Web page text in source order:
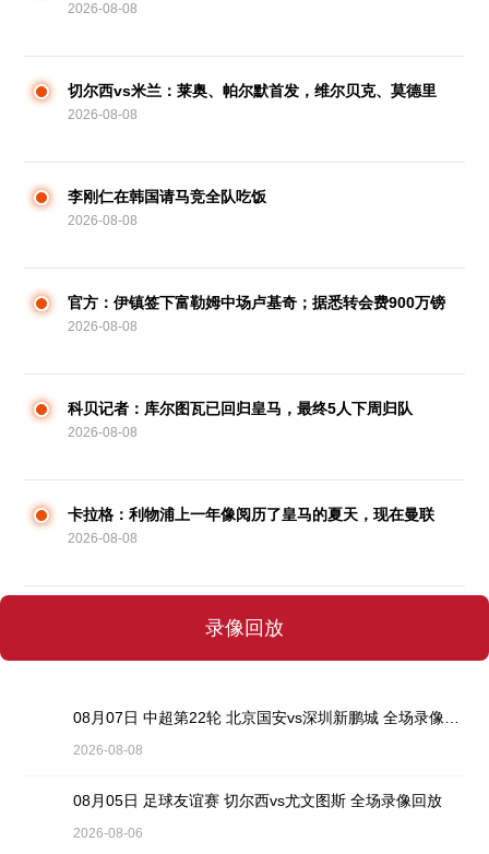
注册新援
2026-08-08
切尔西vs米兰：莱奥、帕尔默首发，维尔贝克、莫德里
奇领衔
2026-08-08
李刚仁在韩国请马竞全队吃饭
2026-08-08
官方：伊镇签下富勒姆中场卢基奇；据悉转会费900万镑
2026-08-08
科贝记者：库尔图瓦已回归皇马，最终5人下周归队
2026-08-08
卡拉格：利物浦上一年像阅历了皇马的夏天，现在曼联
思路更健康
2026-08-08
录像回放
2026-08-08
08月05日 足球友谊赛 切尔西vs尤文图斯 全场录像回放
2026-08-06